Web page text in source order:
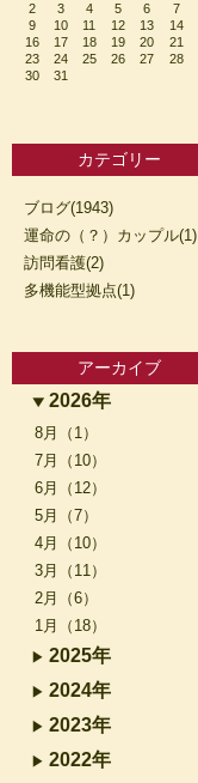
2
3 4 5 6 7
9
10 11 12 13 14
16
17 18 19 20 21
23
24 25 26 27 28
30
31
カテゴリー
ブログ(1943)
運命の（？）カップル(1)
訪問看護(2)
多機能型拠点(1)
アーカイブ
2026年
8月（1）
7月（10）
6月（12）
5月（7）
4月（10）
3月（11）
2月（6）
1月（18）
2025年
2024年
2023年
2022年